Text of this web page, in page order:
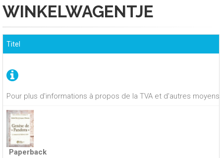
WINKELWAGENTJE
Pour plus d'informations à propos de la TVA et d'autres
Titel
Paperback